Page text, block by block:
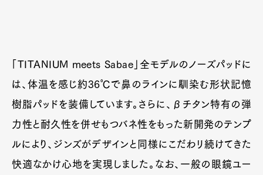
「TITANIUM meets Sabae」全モデルのノーズパッドに
は、体温を感じ約36℃で鼻のラインに馴染む形状記憶
樹脂パッドを装備しています。さらに、βチタン特有の弾
力性と耐久性を併せもつバネ性をもった新開発のテンプ
ルにより、ジンズがデザインと同様にこだわリ続けてきた
快適なかけ心地を実現しました。なお、一般の眼鏡ユー